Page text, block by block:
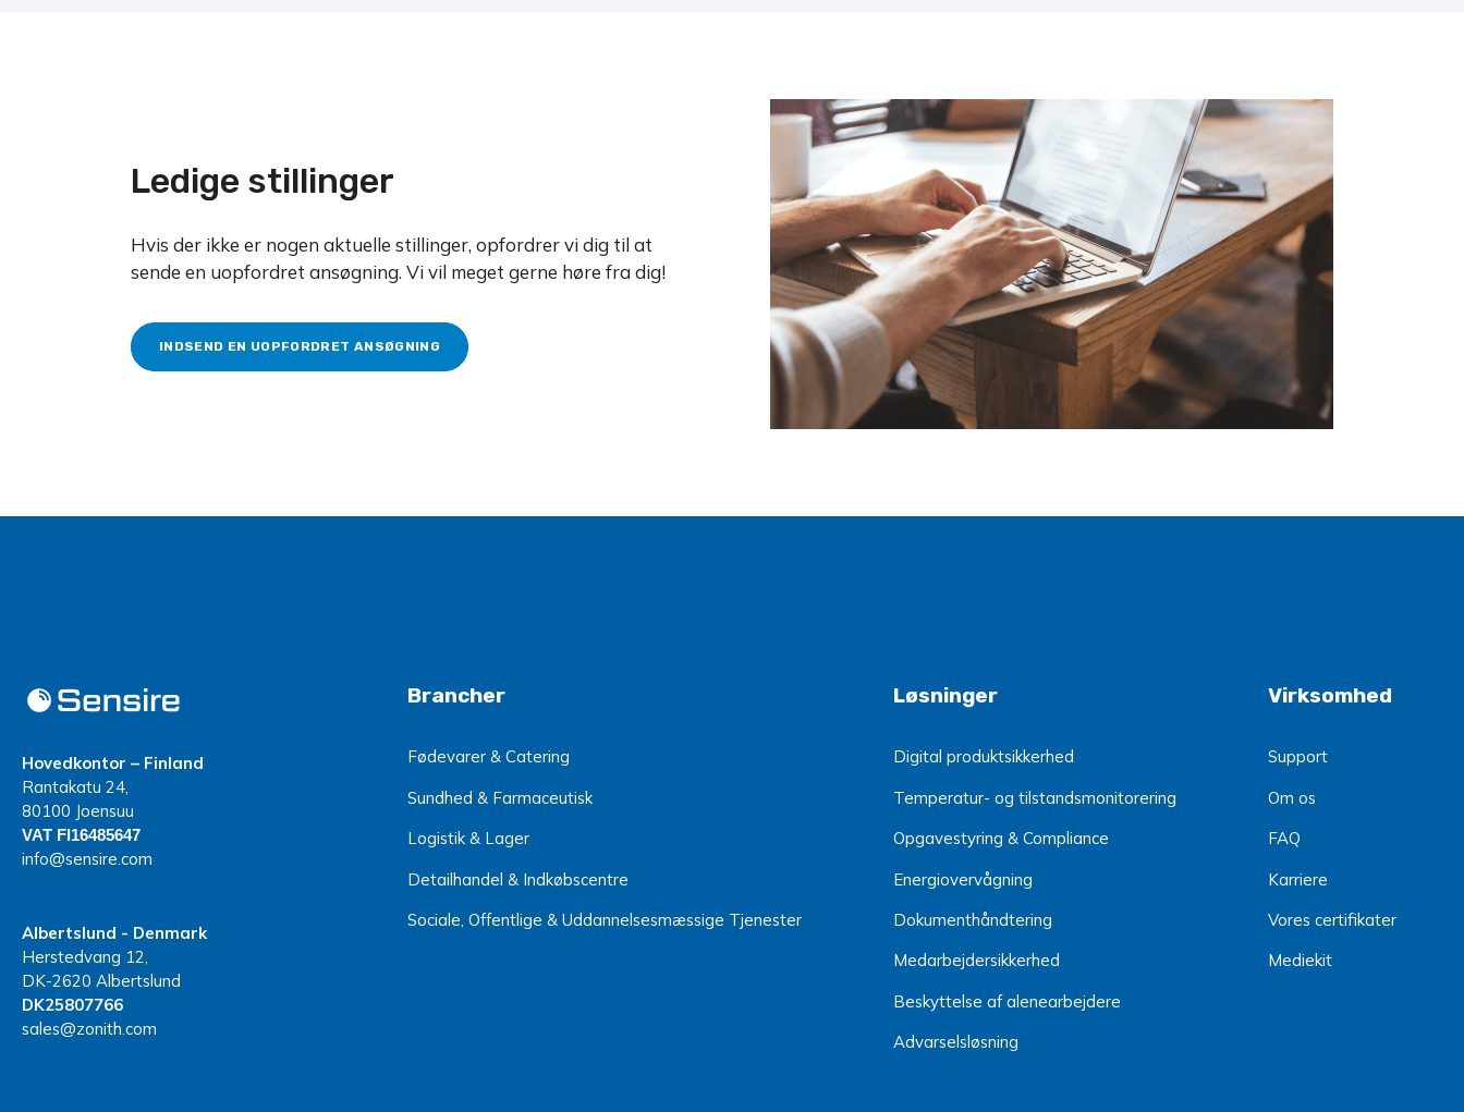
Ledige stillinger
Hvis der ikke er nogen aktuelle stillinger, opfordrer vi dig til at
sende en uopfordret ansøgning. Vi vil meget gerne høre fra dig!
INDSEND EN UOPFORDRET ANSØGNING
Hovedkontor – Finland
Rantakatu 24,
80100 Joensuu
VAT FI16485647
info@sensire.com
Albertslund - Denmark
Herstedvang 12,
DK-2620 Albertslund
DK25807766
sales@zonith.com
Brancher
Fødevarer & Catering
Sundhed & Farmaceutisk
Logistik & Lager
Detailhandel & Indkøbscentre
Sociale, Offentlige & Uddannelsesmæssige Tjenester
Løsninger
Digital produktsikkerhed
Temperatur- og tilstandsmonitorering
Opgavestyring & Compliance
Energiovervågning
Dokumenthåndtering
Medarbejdersikkerhed
Beskyttelse af alenearbejdere
Advarselsløsning
Virksomhed
Support
Om os
FAQ
Karriere
Vores certifikater
Mediekit